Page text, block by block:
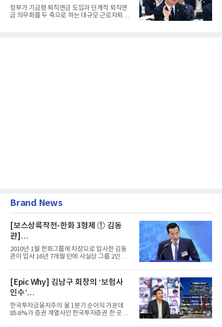
정부가 기금형 퇴직연금 도입과 단계적 퇴직연
금 의무화를 두 축으로 하는 대규모 근로자퇴직
Brand News
[보스상륙작전-한화 3형제 ① 김동
관]
입사 16년 만에 수석부회장 … 경영승
계 ‘초읽기’
2010년 1월 한화그룹에 차장으로 입사한 김동
관이 입사 16년 7개월 만에 사실상 그룹 2인자
[Epic Why] 김남구 회장의 ‘보험사
인수’
발걸음이 신중해진 배경은?
한국투자금융지주의 올 1분기 순이익 가운데
85.6%가 증권 계열사인 한국투자증권 한 곳에